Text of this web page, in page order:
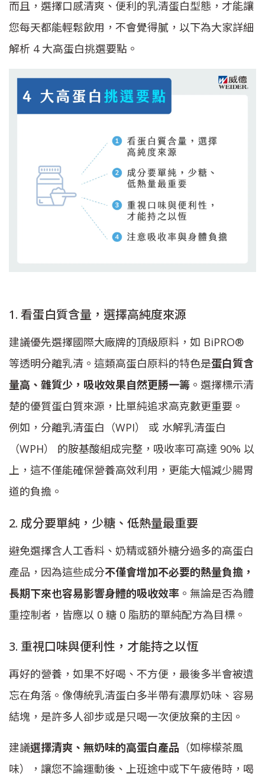
而且，選擇口感清爽、便利的乳清蛋白型態，才能讓
您每天都能輕鬆飲用，不會覺得膩，以下為大家詳細
解析 4 大高蛋白挑選要點。
1. 看蛋白質含量，選擇高純度來源
建議優先選擇國際大廠牌的頂級原料，如 BiPRO®
等透明分離乳清。這類高蛋白原料的特色是蛋白質含
量高、雜質少，吸收效果自然更勝一籌 。選擇標示清
楚的優質蛋白質來源，比單純追求高克數更重要。
例如，分離乳清蛋白（WPI） 或 水解乳清蛋白
（WPH） 的胺基酸組成完整，吸收率可高達 90% 以
上，這不僅能確保營養高效利用，更能大幅減少腸胃
道的負擔。
2. 成分要單純，少糖、低熱量最重要
避免選擇含人工香料、奶精或額外糖分過多的高蛋白
產品，因為這些成分不僅會增加不必要的熱量負擔，
長期下來也容易影響身體的吸收效率 。無論是否為體
重控制者，皆應以 0 糖 0 脂肪的單純配方為目標。
3. 重視口味與便利性，才能持之以恆
再好的營養，如果不好喝、不方便，最後多半會被遺
忘在角落。像傳統乳清蛋白多半帶有濃厚奶味、容易
結塊，是許多人卻步或是只喝一次便放棄的主因。
建議選擇清爽、無奶味的高蛋白產品 （如檸檬茶風
味），讓您不論運動後、上班途中或下午疲倦時，喝